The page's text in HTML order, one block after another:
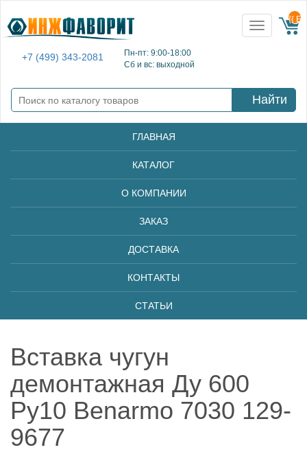
+7 (499) 343-2081
Пн-пт: 9:00-18:00
Сб и вс: выходной
Toggle
navigation
{{
Найти
ГЛАВНАЯ
КАТАЛОГ
О КОМПАНИИ
ЗАКАЗ
ДОСТАВКА
КОНТАКТЫ
СТАТЬИ
Вставка чугун
демонтажная Ду 600
Ру10 Benarmo 7030 129-
9677